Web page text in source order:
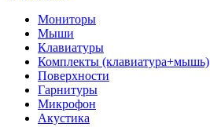
Мониторы
Мыши
Клавиатуры
Комплекты (клавиатура+мышь)
Поверхности
Гарнитуры
Микрофон
Акустика